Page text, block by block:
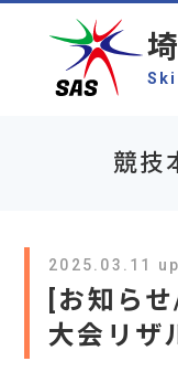
競技
2025.03.11
[お知ら
大会リザ